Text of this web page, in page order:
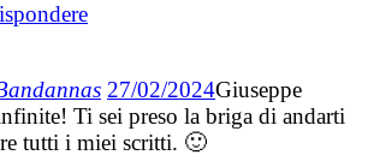
27/02/2024Giuseppe
Ti sei preso la briga di andarti
tutti i miei scritti. 🙂